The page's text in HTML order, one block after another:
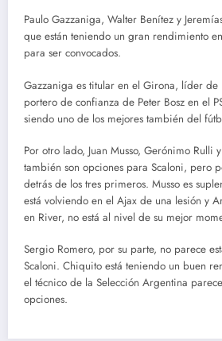
Paulo Gazzaniga, Walter Benítez y
que están teniendo un gran rendimiento
para ser convocados.
Gazzaniga es titular en el Girona, líder de
portero de confianza de Peter Bosz en el
siendo uno de los mejores también del
Por otro lado, Juan Musso, Gerónimo Rulli
también son opciones para Scaloni, pero
detrás de los tres primeros. Musso es
está volviendo en el Ajax de una lesión y
en River, no está al nivel de su mejor
Sergio Romero, por su parte, no parece
Scaloni. Chiquito está teniendo un buen
el técnico de la Selección Argentina
opciones.